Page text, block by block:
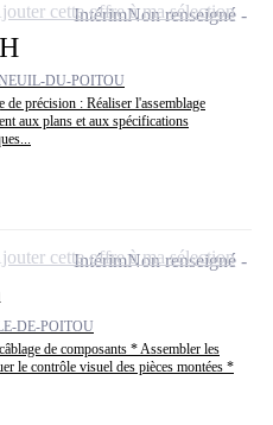
DU-POITOU
précision : Réaliser l'assemblage
aux plans et aux spécifications
IntérimNon renseigné
cette offre à ma sélection
DE-POITOU
de composants * Assembler les
le contrôle visuel des pièces montées *
IntérimNon renseigné
cette offre à ma sélection